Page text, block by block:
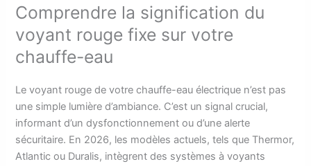
Comprendre la signification du
voyant rouge fixe sur votre
chauffe-eau
Le voyant rouge de votre chauffe-eau électrique n’est pas
une simple lumière d’ambiance. C’est un signal crucial,
informant d’un dysfonctionnement ou d’une alerte
sécuritaire. En 2026, les modèles actuels, tels que Thermor,
Atlantic ou Duralis, intègrent des systèmes à voyants